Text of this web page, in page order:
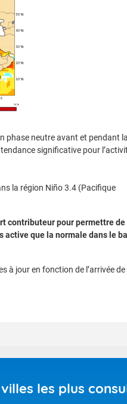
phase neutre avant et pendant la
significative pour
contributeur pour permettre de
que la normale dans le
à jour en fonction de l’arrivée de
villes les plus